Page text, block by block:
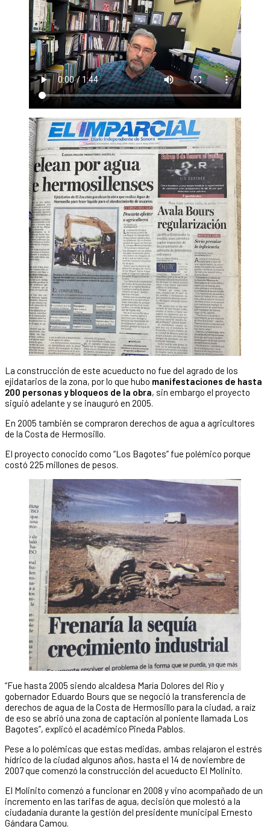
La construcción de este acueducto no fue del agrado de los
ejidatarios de la zona, por lo que hubo manifestaciones de hasta
200 personas y bloqueos de la obra, sin embargo el proyecto
siguió adelante y se inauguró en 2005.
En 2005 también se compraron derechos de agua a agricultores
de la Costa de Hermosillo.
El proyecto conocido como “Los Bagotes” fue polémico porque
costó 225 millones de pesos.
“Fue hasta 2005 siendo alcaldesa María Dolores del Río y
gobernador Eduardo Bours que se negoció la transferencia de
derechos de agua de la Costa de Hermosillo para la ciudad, a raíz
de eso se abrió una zona de captación al poniente llamada Los
Bagotes”, explicó el académico Pineda Pablos.
Pese a lo polémicas que estas medidas, ambas relajaron el estrés
hídrico de la ciudad algunos años, hasta el 14 de noviembre de
2007 que comenzó la construcción del acueducto El Molinito.
El Molinito comenzó a funcionar en 2008 y vino acompañado de un
incremento en las tarifas de agua, decisión que molestó a la
ciudadanía durante la gestión del presidente municipal Ernesto
Gándara Camou.